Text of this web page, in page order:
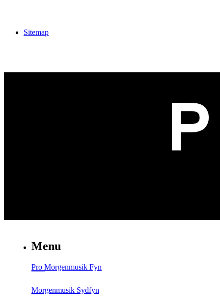
Sitemap
Menu
Pro Morgenmusik Fyn
Morgenmusik Sydfyn